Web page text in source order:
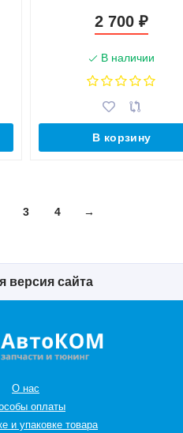
2 700₽
В наличии
В корзину
3 4 →
версия сайта
О нас
оплаты
и упаковке товара